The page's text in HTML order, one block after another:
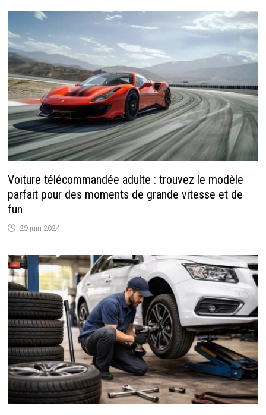
Voiture télécommandée adulte : trouvez le modèle
parfait pour des moments de grande vitesse et de
fun
29 juin 2024